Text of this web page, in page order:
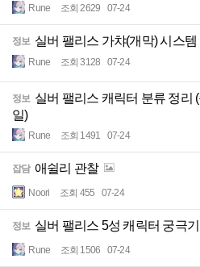
Rune 조회 2629 07-24
정보 실버 팰리스 가챠(개막) 시스템
Rune 조회 3128 07-24
정보 실버 팰리스 캐릭터 분류 정리
일)
Rune 조회 1491 07-24
잡담 애쉴리 관찰
Noori 조회 455 07-24
정보 실버 팰리스 5성 캐릭터 궁극
Rune 조회 1506 07-24